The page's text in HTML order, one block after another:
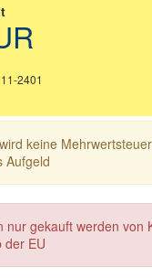
2401
keine
Aufgeld
nur gekauft werden von
der EU